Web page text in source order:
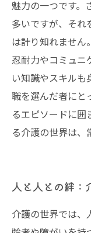
魅力の一つです。
多いですが、それ
は計り知れません
忍耐力やコミュニ
い知識やスキルも
職を選んだ者にと
るエピソードに囲
る介護の世界は、
人と人との絆：
介護の世界では、